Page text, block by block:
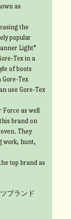
as
the
popular
Light”
Tex in a
of boots
Gore-Tex
use Gore-Tex
Force as well
brand on
They
work, hunt,
top brand as
ブランド